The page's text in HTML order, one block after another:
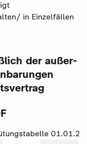
in Einzelfällen
der außer-